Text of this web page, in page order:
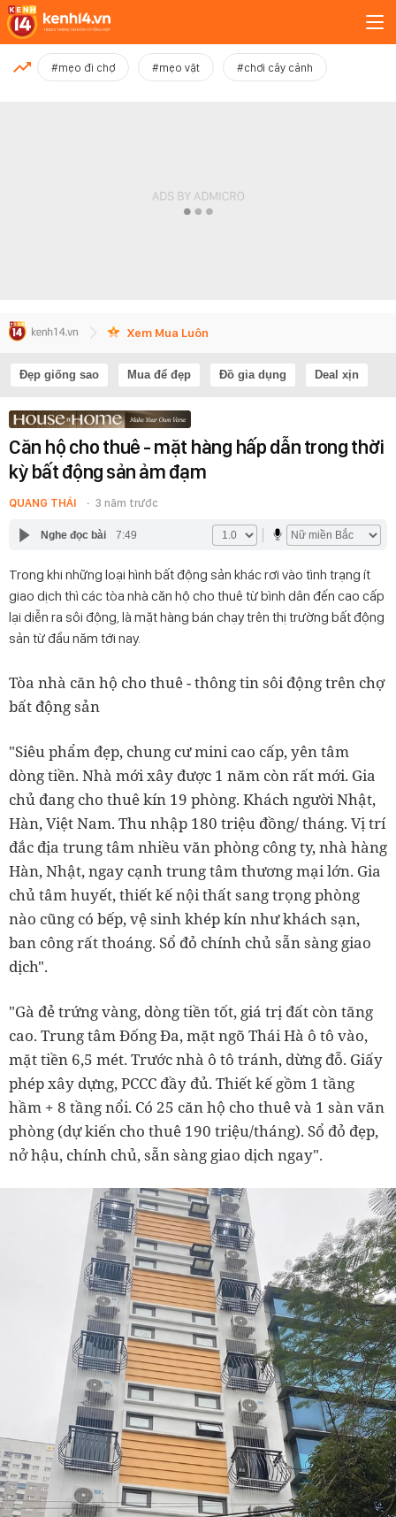
MỚI NHẤT
#mẹo đi chợ #mẹo vặt #chơi cây cảnh
Xem Mua Luôn
Đẹp giống sao Mua để đẹp Đồ gia dụng Deal xịn
Căn hộ cho thuê - mặt hàng hấp dẫn trong thời
kỳ bất động sản ảm đạm
QUANG THÁI 3 năm trước
Nghe đọc bài 7:49
Trong khi những loại hình bất động sản khác rơi vào tình trạng ít
giao dịch thì các tòa nhà căn hộ cho thuê từ bình dân đến cao cấp
lại diễn ra sôi động, là mặt hàng bán chạy trên thị trường bất động
sản từ đầu năm tới nay.
Tòa nhà căn hộ cho thuê - thông tin sôi động trên chợ
bất động sản
"Siêu phẩm đẹp, chung cư mini cao cấp, yên tâm
dòng tiền. Nhà mới xây được 1 năm còn rất mới. Gia
chủ đang cho thuê kín 19 phòng. Khách người Nhật,
Hàn, Việt Nam. Thu nhập 180 triệu đồng/ tháng. Vị trí
đắc địa trung tâm nhiều văn phòng công ty, nhà hàng
Hàn, Nhật, ngay cạnh trung tâm thương mại lớn. Gia
chủ tâm huyết, thiết kế nội thất sang trọng phòng
nào cũng có bếp, vệ sinh khép kín như khách sạn,
ban công rất thoáng. Sổ đỏ chính chủ sẵn sàng giao
dịch".
"Gà đẻ trứng vàng, dòng tiền tốt, giá trị đất còn tăng
cao. Trung tâm Đống Đa, mặt ngõ Thái Hà ô tô vào,
mặt tiền 6,5 mét. Trước nhà ô tô tránh, dừng đỗ. Giấy
phép xây dựng, PCCC đầy đủ. Thiết kế gồm 1 tầng
hầm + 8 tầng nổi. Có 25 căn hộ cho thuê và 1 sàn văn
phòng (dự kiến cho thuê 190 triệu/tháng). Sổ đỏ đẹp,
nở hậu, chính chủ, sẵn sàng giao dịch ngay".